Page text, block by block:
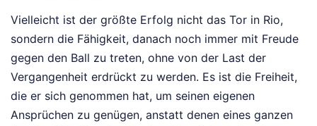
Vielleicht ist der größte Erfolg nicht das Tor in Rio,
sondern die Fähigkeit, danach noch immer mit Freude
gegen den Ball zu treten, ohne von der Last der
Vergangenheit erdrückt zu werden. Es ist die Freiheit,
die er sich genommen hat, um seinen eigenen
Ansprüchen zu genügen, anstatt denen eines ganzen